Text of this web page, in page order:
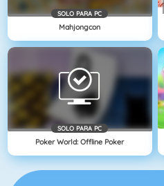
SOLO PARA PC
Mahjongcon
SOLO PARA PC
Poker World: Offline Poker